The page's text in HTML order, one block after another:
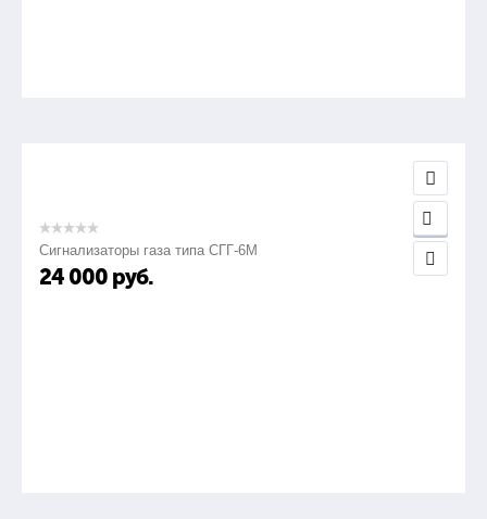
Сигнализаторы газа типа СГГ-6М
24 000 руб.